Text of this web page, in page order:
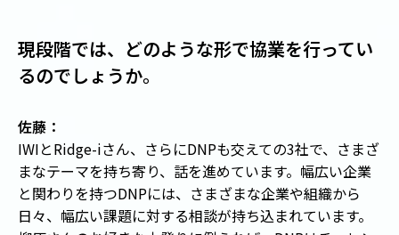
現段階では、どのような形で協業を行ってい
るのでしょうか。
佐藤：
IWIとRidge-iさん、さらにDNPも交えての3社で、さまざ
まなテーマを持ち寄り、話を進めています。幅広い企業
と関わりを持つDNPには、さまざまな企業や組織から
日々、幅広い課題に対する相談が持ち込まれています。